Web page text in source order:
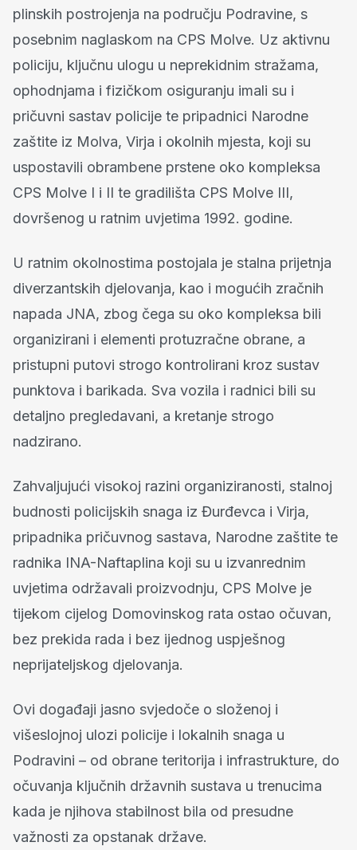
plinskih postrojenja na području Podravine, s
posebnim naglaskom na CPS Molve. Uz aktivnu
policiju, ključnu ulogu u neprekidnim stražama,
ophodnjama i fizičkom osiguranju imali su i
pričuvni sastav policije te pripadnici Narodne
zaštite iz Molva, Virja i okolnih mjesta, koji su
uspostavili obrambene prstene oko kompleksa
CPS Molve I i II te gradilišta CPS Molve III,
dovršenog u ratnim uvjetima 1992. godine.
U ratnim okolnostima postojala je stalna prijetnja
diverzantskih djelovanja, kao i mogućih zračnih
napada JNA, zbog čega su oko kompleksa bili
organizirani i elementi protuzračne obrane, a
pristupni putovi strogo kontrolirani kroz sustav
punktova i barikada. Sva vozila i radnici bili su
detaljno pregledavani, a kretanje strogo
nadzirano.
Zahvaljujući visokoj razini organiziranosti, stalnoj
budnosti policijskih snaga iz Đurđevca i Virja,
pripadnika pričuvnog sastava, Narodne zaštite te
radnika INA-Naftaplina koji su u izvanrednim
uvjetima održavali proizvodnju, CPS Molve je
tijekom cijelog Domovinskog rata ostao očuvan,
bez prekida rada i bez ijednog uspješnog
neprijateljskog djelovanja.
Ovi događaji jasno svjedoče o složenoj i
višeslojnoj ulozi policije i lokalnih snaga u
Podravini – od obrane teritorija i infrastrukture, do
očuvanja ključnih državnih sustava u trenucima
kada je njihova stabilnost bila od presudne
važnosti za opstanak države.